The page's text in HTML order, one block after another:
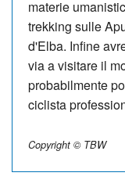
materie
trekking sulle
d'Elba. Infine
via a visitare il
probabilmente
ciclista
Copyright © TBW